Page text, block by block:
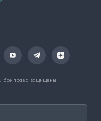
. Все права защищены.